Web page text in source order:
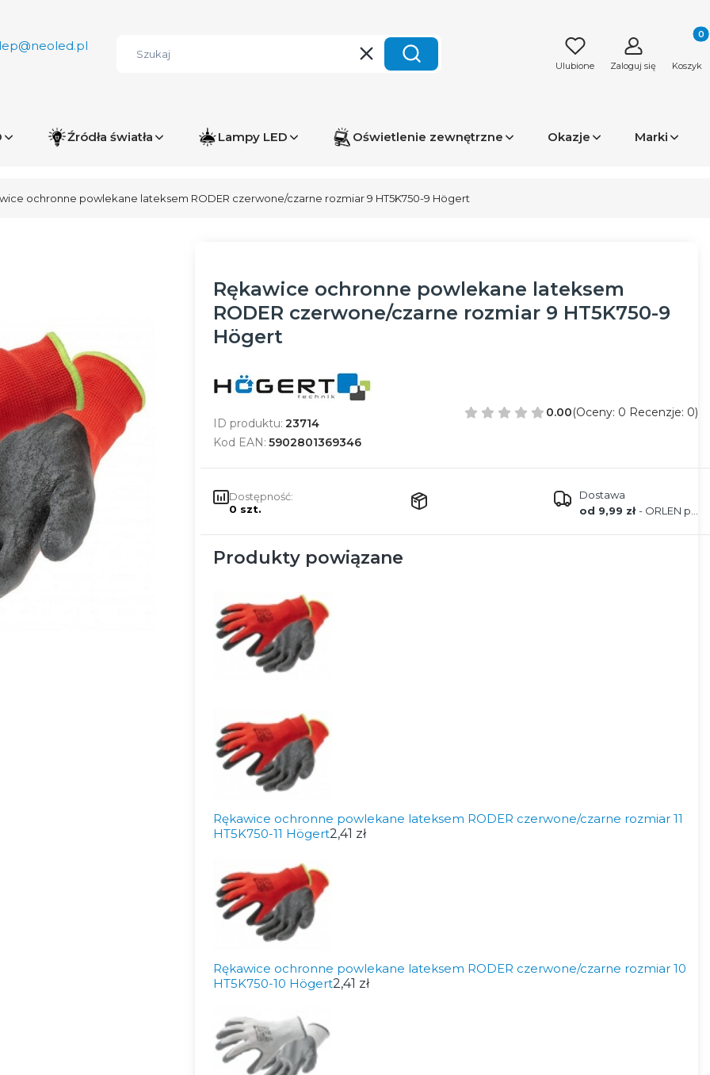
WyczyśćSzukaj Ulubione Zaloguj się Koszyk
Źródła światła Lampy LED Oświetlenie zewnętrzne Okazje Marki
ochronne powlekane lateksem RODER czerwone/czarne rozmiar 9 HT5K750-9 Högert
Rękawice ochronne powlekane lateksem
RODER czerwone/czarne rozmiar 9 HT5K750-9
Högert
ID produktu: 23714
Kod EAN: 5902801369346
0.00(Oceny: 0 Recenzje: 0)
Dostępność:
0 szt.
Dostawa
od 9,99 zł- ORLEN paczka
Produkty powiązane
Rękawice ochronne powlekane lateksem RODER czerwone/czarne rozmiar 11
HT5K750-11 Högert2,41 zł
Rękawice ochronne powlekane lateksem RODER czerwone/czarne rozmiar 10
HT5K750-10 Högert2,41 zł